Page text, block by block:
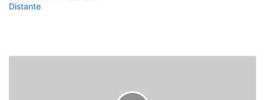
Distante